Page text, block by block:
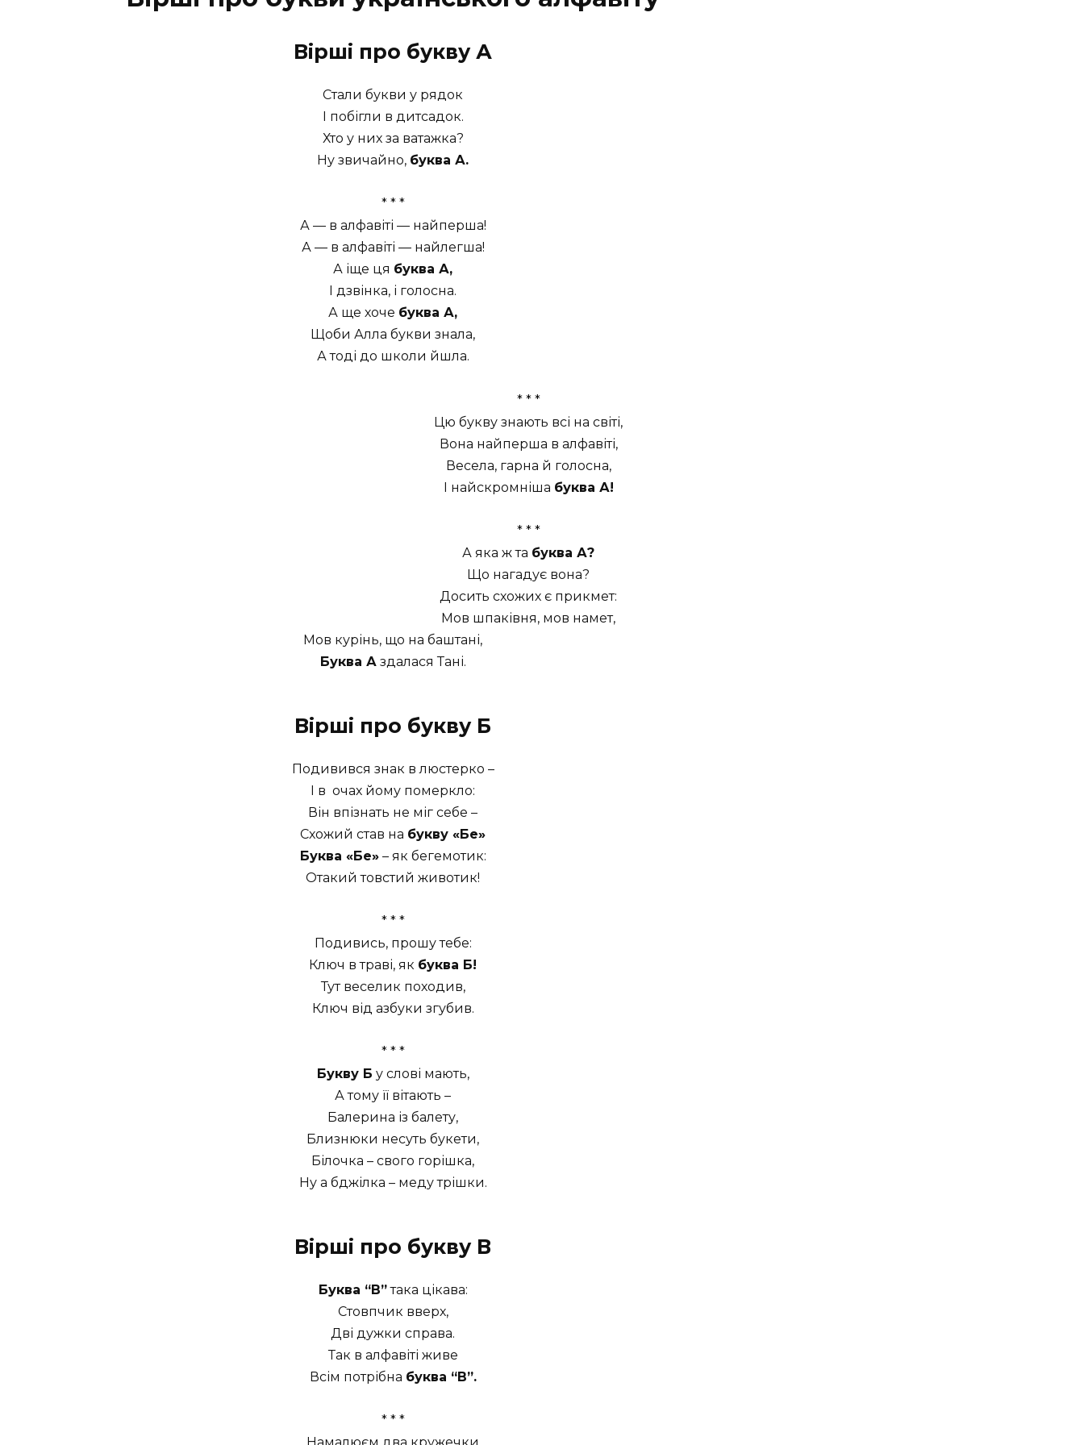
Вірші про буквуА
Стали букви у рядок
І побігли в дитсадок.
Хто у них за ватажка?
Ну звичайно, буква А.
* * *
А — в алфавіті — найперша!
А — в алфавіті — найлегша!
А іще ця буква А,
І дзвінка, і голосна.
А ще хоче буква А,
Щоби Алла букви знала,
А тоді до школи йшла.
* * *
Цю букву знають всі на світі,
Вона найперша в алфавіті,
Весела, гарна й голосна,
І найскромніша буква А!
* * *
А яка ж та буква А?
Що нагадує вона?
Досить схожих є прикмет:
Мов шпаківня, мов намет,
Мов курінь, що на баштані,
Буква А здалася Тані.
Вірші про букву Б
Подивився знак в люстерко –
І в очах йому померкло:
Він впізнать не міг себе –
Схожий став на букву «Бе»
Буква «Бе»– як бегемотик:
Отакий товстий животик!
* * *
Подивись, прошу тебе:
Ключ в траві, як буква Б!
Тут веселик походив,
Ключ від азбуки згубив.
* * *
Букву Б у слові мають,
А тому її вітають –
Балерина із балету,
Близнюки несуть букети,
Білочка – свого горішка,
Ну а бджілка – меду трішки.
Вірші про букву В
Буква “В”така цікава:
Стовпчик вверх,
Дві дужки справа.
Так в алфавіті живе
Всім потрібна буква “В”.
* * *